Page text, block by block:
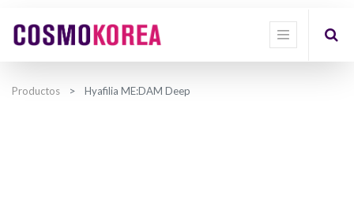
Productos Hyafilia ME:DAM Deep